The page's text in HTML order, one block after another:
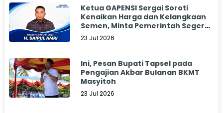
Ketua GAPENSI Sergai Soroti
Kenaikan Harga dan Kelangkaan
Semen, Minta Pemerintah Segera
Bertindak
23 Jul 2026
Ini, Pesan Bupati Tapsel pada
Pengajian Akbar Bulanan BKMT
Masyitoh
23 Jul 2026